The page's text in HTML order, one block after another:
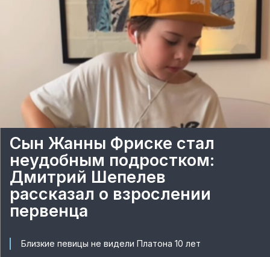
Сын Жанны Фриске стал
неудобным подростком:
Дмитрий Шепелев
рассказал о взрослении
первенца
Близкие певицы не видели Платона 10 лет